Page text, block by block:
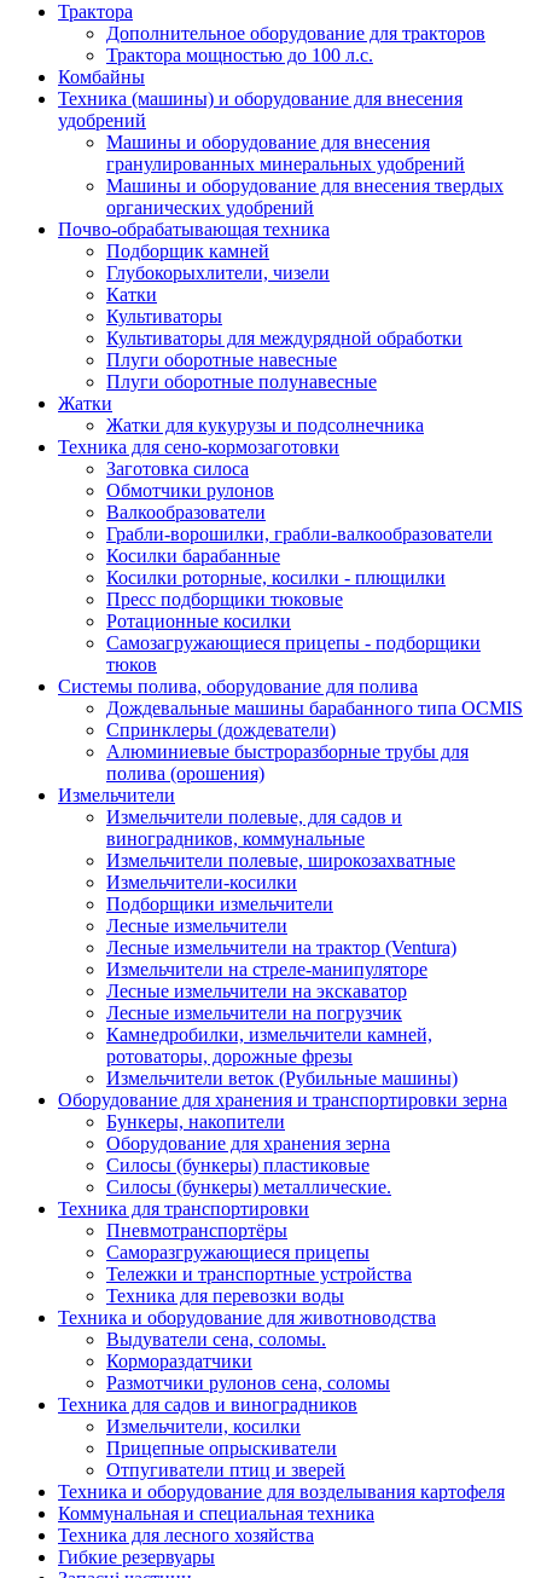
Трактора
Дополнительное оборудование для тракторов
Трактора мощностью до 100 л.с.
Комбайны
Техника (машины) и оборудование для внесения
удобрений
Машины и оборудование для внесения
гранулированных минеральных удобрений
Машины и оборудование для внесения твердых
органических удобрений
Почво-обрабатывающая техника
Подборщик камней
Глубокорыхлители, чизели
Катки
Культиваторы
Культиваторы для междурядной обработки
Плуги оборотные навесные
Плуги оборотные полунавесные
Жатки
Жатки для кукурузы и подсолнечника
Техника для сено-кормозаготовки
Заготовка силоса
Обмотчики рулонов
Валкообразователи
Грабли-ворошилки, грабли-валкообразователи
Косилки барабанные
Косилки роторные, косилки - плющилки
Пресс подборщики тюковые
Ротационные косилки
Самозагружающиеся прицепы - подборщики
тюков
Системы полива, оборудование для полива
Дождевальные машины барабанного типа OCMIS
Спринклеры (дождеватели)
Алюминиевые быстроразборные трубы для
полива (орошения)
Измельчители
Измельчители полевые, для садов и
виноградников, коммунальные
Измельчители полевые, широкозахватные
Измельчители-косилки
Подборщики измельчители
Лесные измельчители
Лесные измельчители на трактор (Ventura)
Измельчители на стреле-манипуляторе
Лесные измельчители на экскаватор
Лесные измельчители на погрузчик
Камнедробилки, измельчители камней,
ротоваторы, дорожные фрезы
Измельчители веток (Рубильные машины)
Оборудование для хранения и транспортировки зерна
Бункеры, накопители
Оборудование для хранения зерна
Силосы (бункеры) пластиковые
Силосы (бункеры) металлические.
Техника для транспортировки
Пневмотранспортёры
Саморазгружающиеся прицепы
Тележки и транспортные устройства
Техника для перевозки воды
Техника и оборудование для животноводства
Выдуватели сена, соломы.
Кормораздатчики
Размотчики рулонов сена, соломы
Техника для садов и виноградников
Измельчители, косилки
Прицепные опрыскиватели
Отпугиватели птиц и зверей
Техника и оборудование для возделывания картофеля
Коммунальная и специальная техника
Техника для лесного хозяйства
Гибкие резервуары